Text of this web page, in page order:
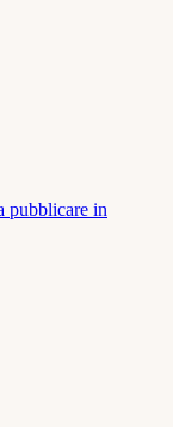
pubblicare in